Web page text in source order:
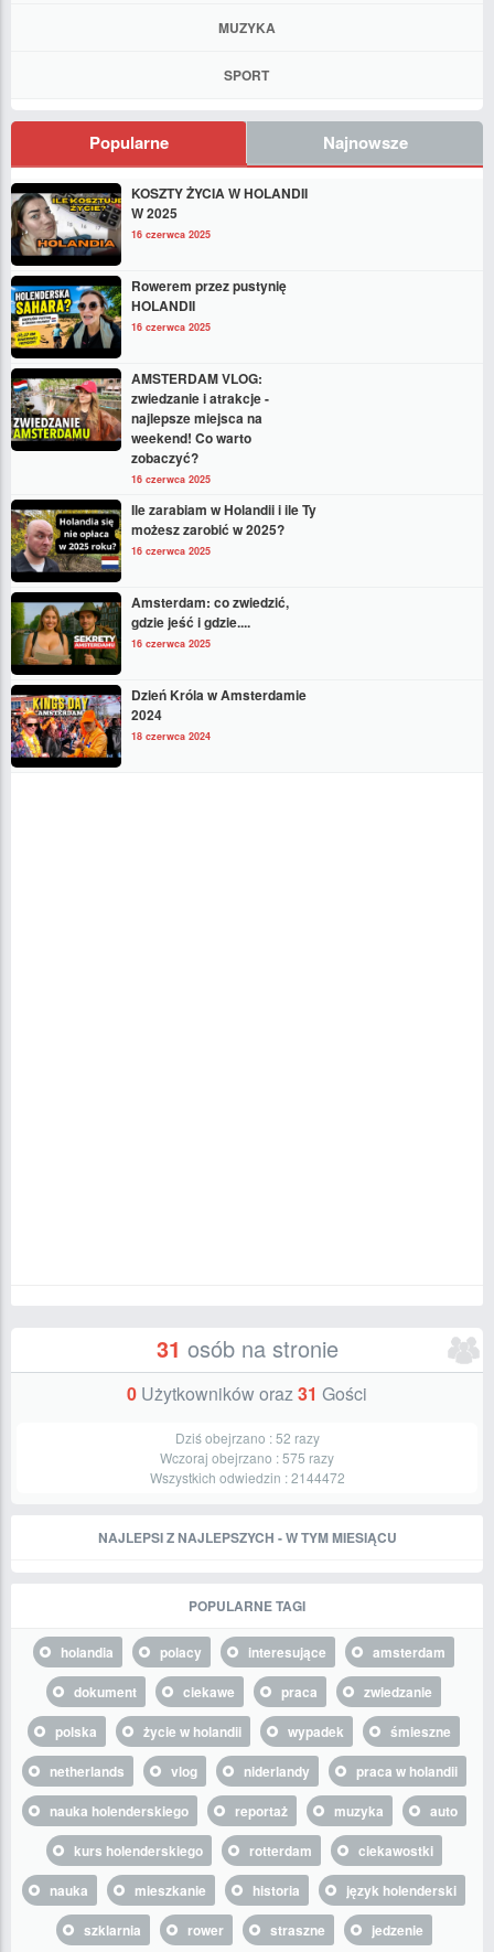
MUZYKA
SPORT
Popularne Najnowsze
KOSZTY ŻYCIA W HOLANDII
W 2025
16 czerwca 2025
Rowerem przez pustynię
HOLANDII
16 czerwca 2025
AMSTERDAM VLOG:
zwiedzanie i atrakcje -
najlepsze miejsca na
weekend! Co warto
zobaczyć?
16 czerwca 2025
Ile zarabiam w Holandii i ile Ty
możesz zarobić w 2025?
16 czerwca 2025
Amsterdam: co zwiedzić,
gdzie jeść i gdzie....
16 czerwca 2025
Dzień Króla w Amsterdamie
2024
18 czerwca 2024
31 osób na stronie
0 Użytkowników oraz31 Gości
Dziś obejrzano :52 razy
Wczoraj obejrzano :575 razy
Wszystkich odwiedzin :2144472
NAJLEPSI Z NAJLEPSZYCH - W TYM MIESIĄCU
POPULARNE TAGI
holandia polacy interesujące
amsterdam
dokument
ciekawe praca
zwiedzanie
polska
życie w holandii wypadek
śmieszne
netherlands
vlog niderlandy
praca w holandii
nauka holenderskiego
reportaż muzyka
auto
kurs holenderskiego
rotterdam
ciekawostki
nauka
mieszkanie historia
język holenderski
szklarnia
rower straszne jedzenie